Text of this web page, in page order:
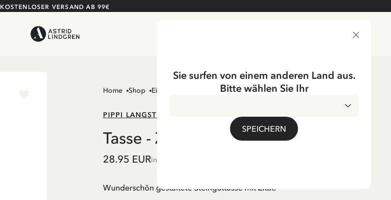
KOSTENLOSER VERSAND AB 99€
Home Shop Einrichtung Tischgedecke Tassen & Becher
PIPPI LANGSTRUMPF
Tasse - Zu viel Gelehrsamkeit...
28.95 EURinkl. MwSt.
Wunderschön gestaltete Steinguttasse mit Zitat.
Sie surfen von einem anderen Land aus.
Bitte wählen Sie Ihr
SPEICHERN